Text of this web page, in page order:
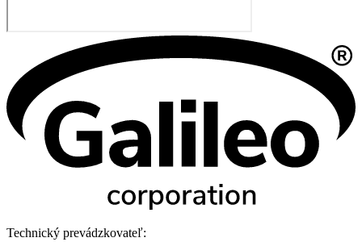
Technický prevádzkovateľ: